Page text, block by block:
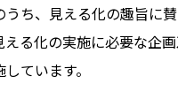
ち、見える化の趣旨に
る化の実施に必要な企
ています。